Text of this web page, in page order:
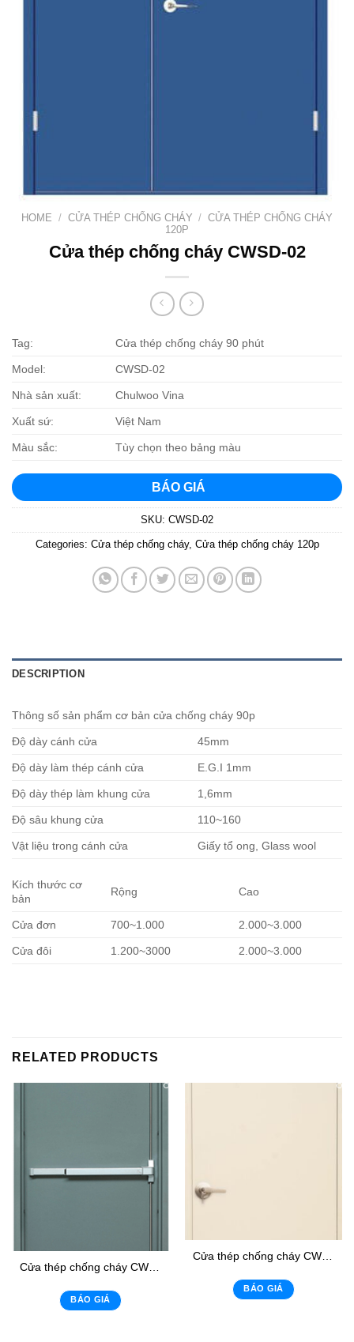
HOME / CỬA THÉP CHỐNG CHÁY / CỬA THÉP CHỐNG CHÁY
120P
Cửa thép chống cháy CWSD-02
Tag: Cửa thép chống cháy 90 phút
Model: CWSD-02
Nhà sản xuất: Chulwoo Vina
Xuất sứ: Việt Nam
Màu sắc: Tùy chọn theo bảng màu
BÁO GIÁ
SKU: CWSD-02
Categories: Cửa thép chống cháy, Cửa thép chống cháy 120p
DESCRIPTION
Thông số sản phẩm cơ bản cửa chống cháy 90p
Độ dày cánh cửa 45mm
Độ dày làm thép cánh cửa E.G.I 1mm
Độ dày thép làm khung cửa 1,6mm
Độ sâu khung cửa 110~160
Vật liệu trong cánh cửa Giấy tổ ong, Glass wool
Kích thước cơ
bản
Rộng Cao
Cửa đơn 700~1.000 2.000~3.000
Cửa đôi 1.200~3000 2.000~3.000
RELATED PRODUCTS
Cửa thép chống cháy CWSD-03
BÁO GIÁ
Cửa thép chống cháy CWSD-04
BÁO GIÁ